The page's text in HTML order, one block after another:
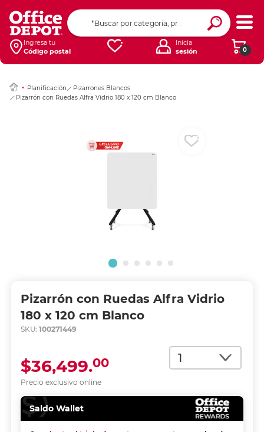
Ingresa tu
Código postal
0
Inicia
sesión
Planificación
Pizarrones Blancos
Pizarrón con Ruedas Alfra Vidrio 180 x 120 cm Blanco
Pizarrón con Ruedas Alfra Vidrio
180 x 120 cm Blanco
SKU: 100271449
Cantidad
Precio exclusivo online
$36,499.00
Saldo Wallet
Ingresar Codigo